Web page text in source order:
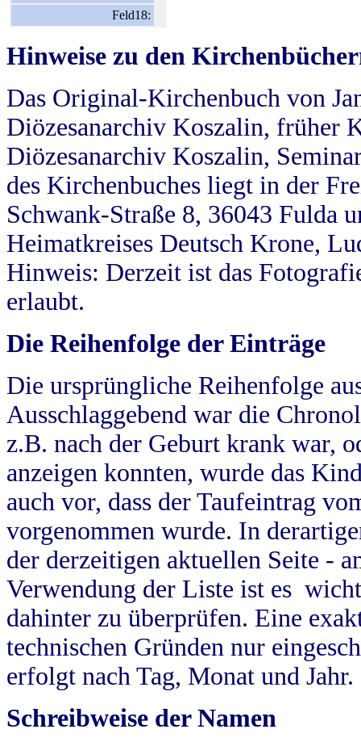
Feld18:
Hinweise zu den
Das Original-Kirchenbuch von
Diözesanarchiv Koszalin, früher
Diözesanarchiv Koszalin,
des Kirchenbuches liegt in der
Schwank-Straße 8, 36043 Fulda
Heimatkreises Deutsch Krone,
Hinweis: Derzeit ist das
erlaubt.
Die Reihenfolge der Einträge
Die ursprüngliche Reihenfolge
Ausschlaggebend war die
z.B. nach der Geburt krank war,
anzeigen konnten, wurde das
auch vor, dass der Taufeintrag
vorgenommen wurde. In
der derzeitigen aktuellen Seite -
Verwendung der Liste ist es
dahinter zu überprüfen. Eine
technischen Gründen nur
erfolgt nach Tag, Monat und Jahr.
Schreibweise der Namen